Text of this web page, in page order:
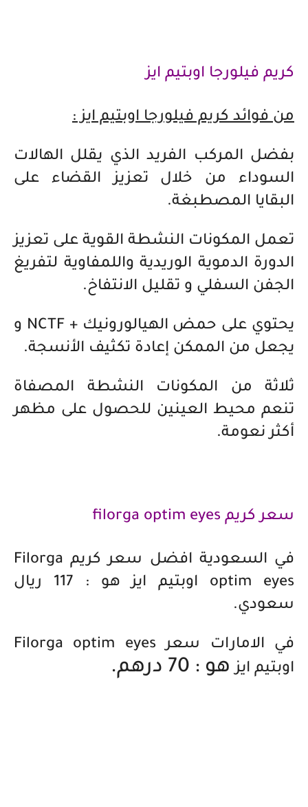
كريم فيلورجا اوبتيم ايز
من فوائد كريم فيلورجا اوبتيم ايز :
بفضل المركب الفريد الذي يقلل الهالات
السوداء من خلال تعزيز القضاء على
البقايا المصطبغة.
تعمل المكونات النشطة القوية على تعزيز
الدورة الدموية الوريدية واللمفاوية لتفريغ
الجفن السفلي و تقليل الانتفاخ.
يحتوي على حمض الهيالورونيك + NCTF و
يجعل من الممكن إعادة تكثيف الأنسجة.
ثلاثة من المكونات النشطة المصفاة
تنعم محيط العينين للحصول على مظهر
أكثر نعومة.
سعر كريم filorga optim eyes
في السعودية افضل سعر كريم Filorga
optim eyes اوبتيم ايز هو : 117 ريال
سعودي.
في الامارات سعر Filorga optim eyes
اوبتيم ايزهو : 70 درهم.